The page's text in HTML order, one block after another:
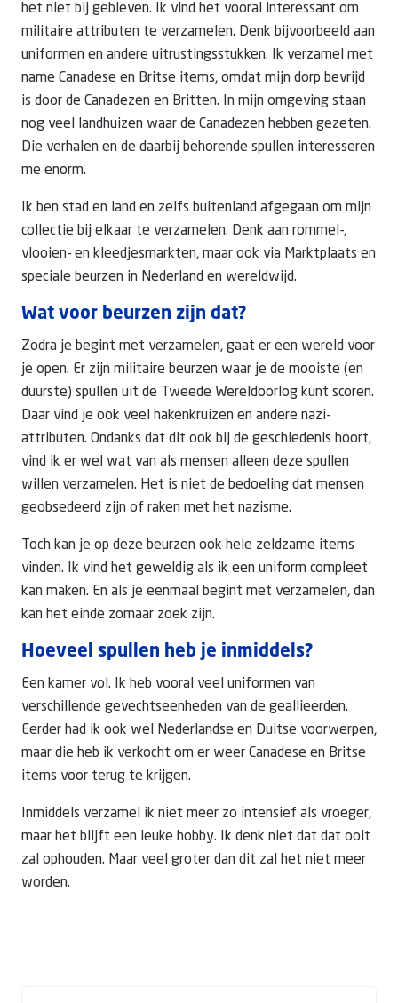
het niet bij gebleven. Ik vind het vooral interessant om
militaire attributen te verzamelen. Denk bijvoorbeeld aan
uniformen en andere uitrustingsstukken. Ik verzamel met
name Canadese en Britse items, omdat mijn dorp bevrijd
is door de Canadezen en Britten. In mijn omgeving staan
nog veel landhuizen waar de Canadezen hebben gezeten.
Die verhalen en de daarbij behorende spullen interesseren
me enorm.
Ik ben stad en land en zelfs buitenland afgegaan om mijn
collectie bij elkaar te verzamelen. Denk aan rommel-,
vlooien- en kleedjesmarkten, maar ook via Marktplaats en
speciale beurzen in Nederland en wereldwijd.
Wat voor beurzen zijn dat?
Zodra je begint met verzamelen, gaat er een wereld voor
je open. Er zijn militaire beurzen waar je de mooiste (en
duurste) spullen uit de Tweede Wereldoorlog kunt scoren.
Daar vind je ook veel hakenkruizen en andere nazi-
attributen. Ondanks dat dit ook bij de geschiedenis hoort,
vind ik er wel wat van als mensen alleen deze spullen
willen verzamelen. Het is niet de bedoeling dat mensen
geobsedeerd zijn of raken met het nazisme.
Toch kan je op deze beurzen ook hele zeldzame items
vinden. Ik vind het geweldig als ik een uniform compleet
kan maken. En als je eenmaal begint met verzamelen, dan
kan het einde zomaar zoek zijn.
Hoeveel spullen heb je inmiddels?
Een kamer vol. Ik heb vooral veel uniformen van
verschillende gevechtseenheden van de geallieerden.
Eerder had ik ook wel Nederlandse en Duitse voorwerpen,
maar die heb ik verkocht om er weer Canadese en Britse
items voor terug te krijgen.
Inmiddels verzamel ik niet meer zo intensief als vroeger,
maar het blijft een leuke hobby. Ik denk niet dat dat ooit
zal ophouden. Maar veel groter dan dit zal het niet meer
worden.